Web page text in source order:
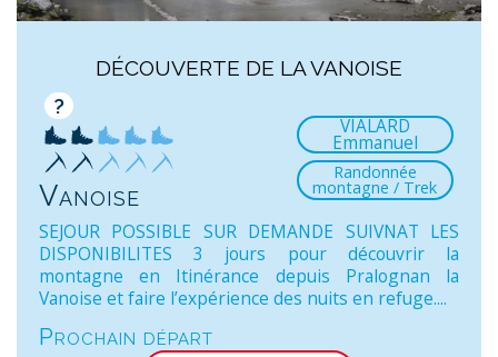
DÉCOUVERTE DE LA VANOISE
?
Vanoise
VIALARD
Emmanuel
Randonnée
montagne / Trek
SEJOUR POSSIBLE SUR DEMANDE SUIVNAT LES
DISPONIBILITES 3 jours pour découvrir la
montagne en Itinérance depuis Pralognan la
Vanoise et faire l’expérience des nuits en refuge....
Prochain départ